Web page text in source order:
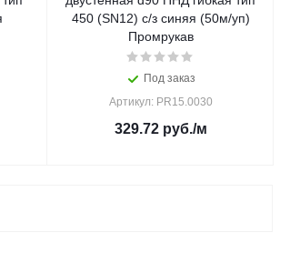
450 (SN12) с/з синяя (50м/уп)
Промрукав
Под заказ
Артикул: PR15.0030
329.72руб./м